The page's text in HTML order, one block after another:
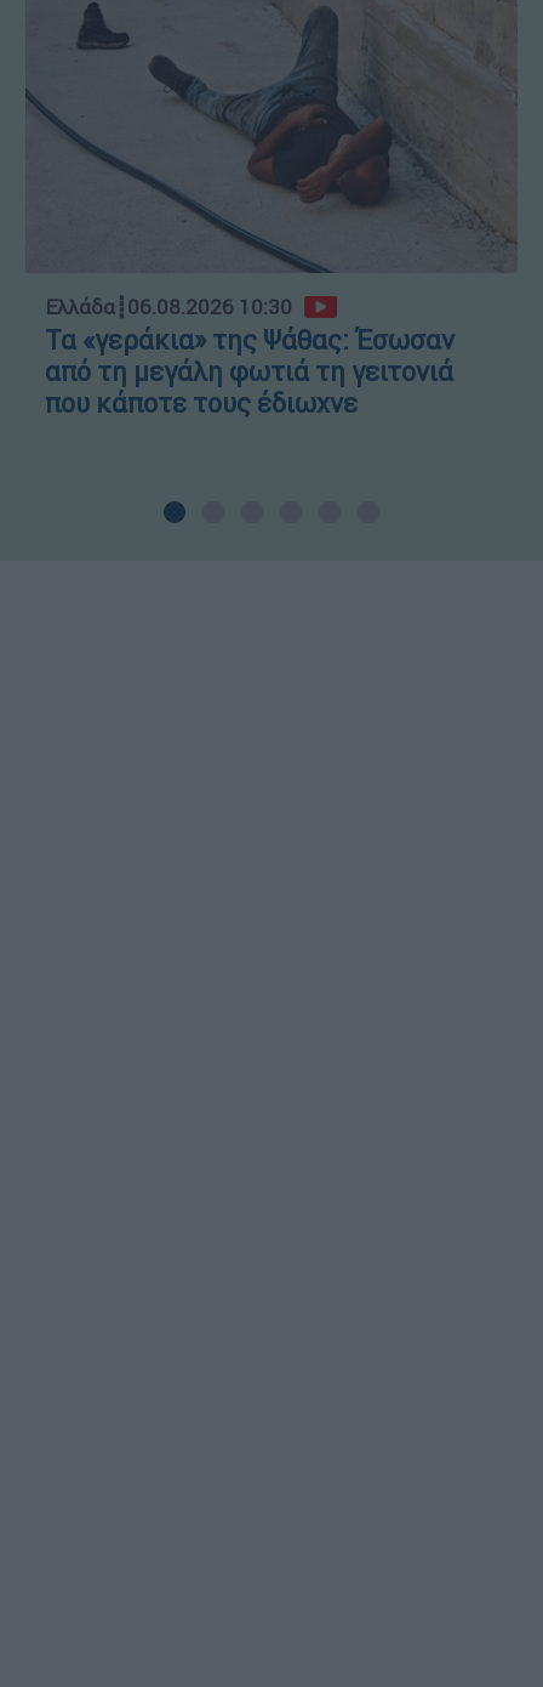
Ελλάδα┋06.08.2026 10:30
Τα «γεράκια» της Ψάθας: Έσωσαν
από τη μεγάλη φωτιά τη γειτονιά
που κάποτε τους έδιωχνε